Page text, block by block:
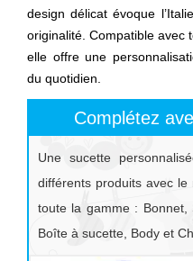
design délicat évoque
originalité. Compatible avec
elle offre une
du quotidien.
Complétez
Une sucette
différents produits avec le
toute la gamme : Bonnet,
Boîte à sucette, Body et